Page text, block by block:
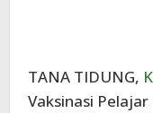
TANA TIDUNG,
Vaksinasi